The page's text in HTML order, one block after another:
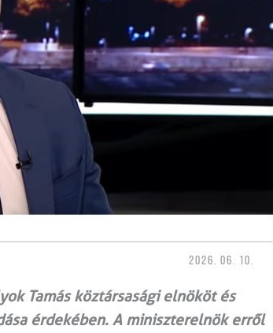
2026. 06. 10.
Tamás köztársasági elnököt és
érdekében. A miniszterelnök erről